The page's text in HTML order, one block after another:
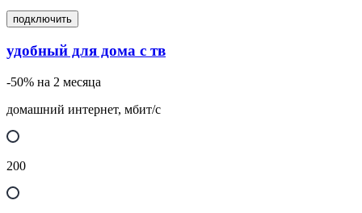
подключить
удобный для дома с тв
-50% на 2 месяца
домашний интернет, мбит/с
200